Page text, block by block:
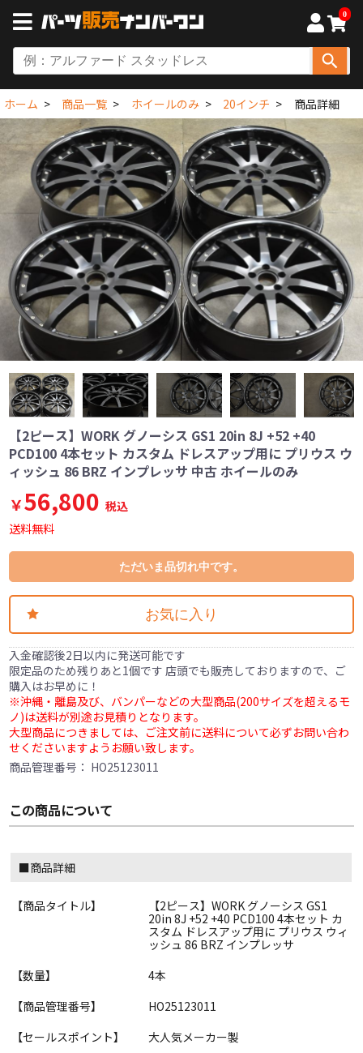
0
ホーム 商品一覧 ホイールのみ 20インチ 商品詳細
【2ピース】WORK グノーシス GS1 20in 8J +52 +40
PCD100 4本セット カスタム ドレスアップ用に プリウス ウ
ィッシュ 86 BRZ インプレッサ 中古 ホイールのみ
￥56,800 税込
送料無料
ただいま品切れ中です。
お気に入り
入金確認後2日以内に発送可能です
限定品のため残りあと1個です 店頭でも販売しておりますので、ご
購入はお早めに！
※沖縄・離島及び、バンパーなどの大型商品(200サイズを超えるモ
ノ)は送料が別途お見積りとなります。
大型商品につきましては、ご注文前に送料について必ずお問い合わ
せくださいますようお願い致します。
商品管理番号： HO25123011
この商品について
■商品詳細
【商品タイトル】
【2ピース】WORK グノーシス GS1
20in 8J +52 +40 PCD100 4本セット カ
スタム ドレスアップ用に プリウス ウィ
ッシュ 86 BRZ インプレッサ
【数量】
4本
【商品管理番号】
HO25123011
【セールスポイント】
大人気メーカー製